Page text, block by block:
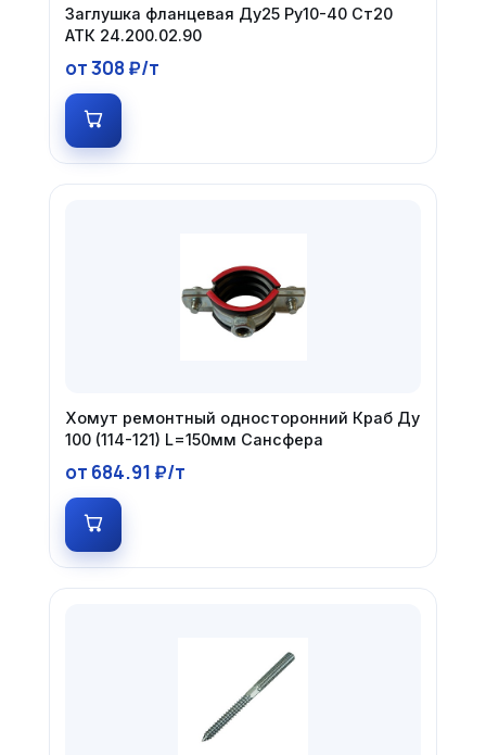
Заглушка фланцевая Ду25 Ру10-40 Ст20
АТК 24.200.02.90
от 308 ₽/т
Хомут ремонтный односторонний Краб Ду
100 (114-121) L=150мм Сансфера
от 684.91 ₽/т